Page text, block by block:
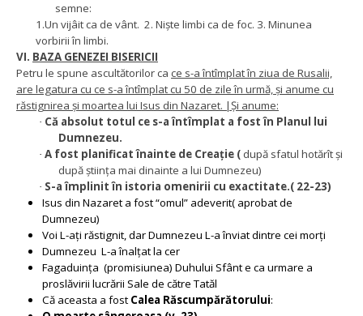
semne:
1.Un vijâit ca de vânt. 2. Niște limbi ca de foc. 3. Minunea
vorbirii în limbi.
VI. BAZA GENEZEI BISERICII
Petru le spune ascultătorilor ca ce s-a întîmplat în ziua de Rusalii,
are legatura cu ce s-a întîmplat cu 50 de zile în urmă, și anume cu
răstignirea și moartea lui Isus din Nazaret. |Și anume:
· Că absolut totul ce s-a întîmplat a fost în Planul lui
Dumnezeu.
· A fost planificat înainte de Creație ( după sfatul hotărît și
după știința mai dinainte a lui Dumnezeu)
· S-a împlinit în istoria omenirii cu exactitate.( 22-23)
Isus din Nazaret a fost “omul” adeverit( aprobat de
Dumnezeu)
Voi L-ați răstignit, dar Dumnezeu L-a înviat dintre cei morți
Dumnezeu L-a înalțat la cer
Fagaduința (promisiunea) Duhului Sfânt e ca urmare a
proslăvirii lucrării Sale de către Tatăl
Că aceasta a fost Calea Răscumpărătorului: